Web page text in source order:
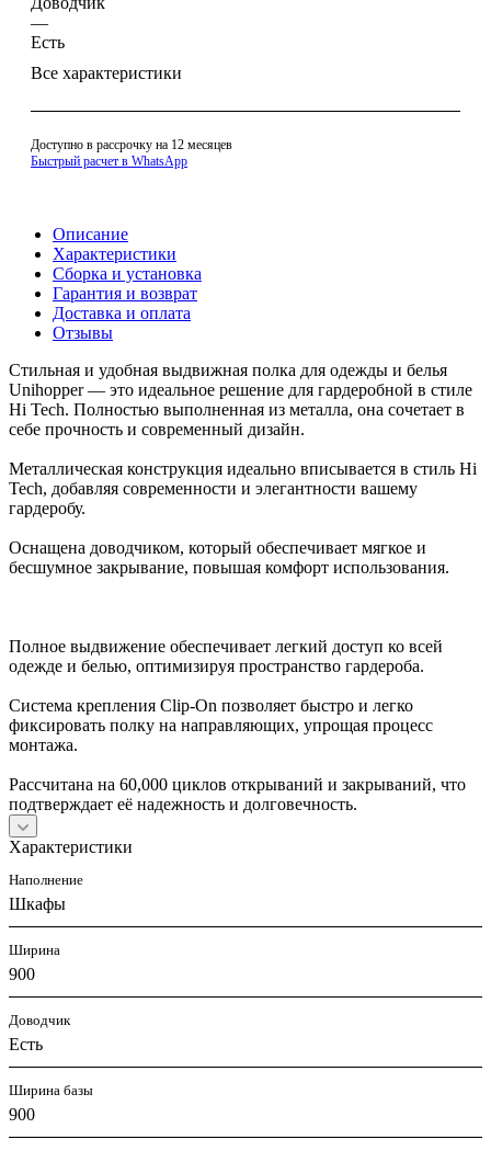
—
Есть
Все характеристики
Доступно в рассрочку на 12 месяцев
Быстрый расчет в WhatsApp
Описание
Характеристики
Сборка и установка
Гарантия и возврат
Доставка и оплата
Отзывы
Стильная и удобная выдвижная полка для одежды и белья
Unihopper — это идеальное решение для гардеробной в стиле
Hi Tech. Полностью выполненная из металла, она сочетает в
себе прочность и современный дизайн.
Металлическая конструкция идеально вписывается в стиль Hi
Tech, добавляя современности и элегантности вашему
гардеробу.
Оснащена доводчиком, который обеспечивает мягкое и
бесшумное закрывание, повышая комфорт использования.
Полное выдвижение обеспечивает легкий доступ ко всей
одежде и белью, оптимизируя пространство гардероба.
Система крепления Clip-On позволяет быстро и легко
фиксировать полку на направляющих, упрощая процесс
монтажа.
Рассчитана на 60,000 циклов открываний и закрываний, что
подтверждает её надежность и долговечность.
Характеристики
Наполнение
Шкафы
Ширина
900
Доводчик
Есть
Ширина базы
900